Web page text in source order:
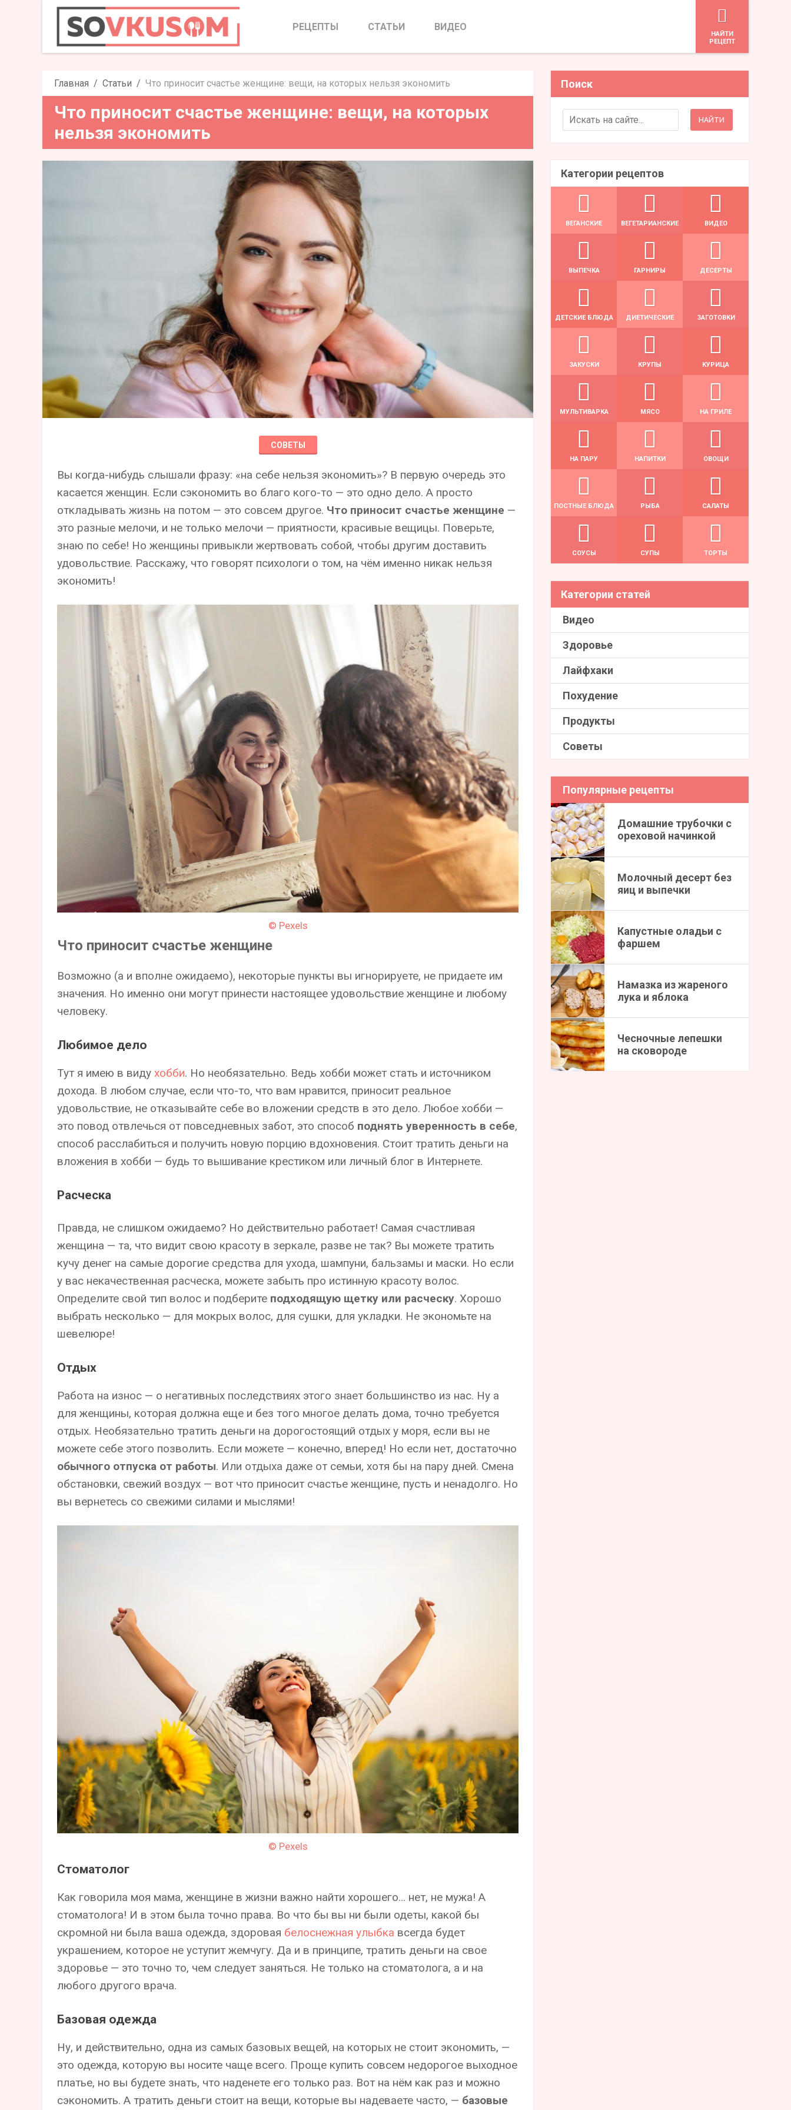
Что приносит счастье женщине: вещи, на которых нельзя
экономитьРЕЦЕПТЫ СТАТЬИ ВИДЕО
HАЙТИ
РЕЦЕПТ
Главная Статьи Что приносит счастье женщине: вещи, на которых нельзя экономить
Что приносит счастье женщине: вещи, на которых
нельзя экономить
СОВЕТЫ
Вы когда-нибудь слышали фразу: «на себе нельзя экономить»? В первую очередь это
касается женщин. Если сэкономить во благо кого-то — это одно дело. А просто
откладывать жизнь на потом — это совсем другое. Что приносит счастье женщине —
это разные мелочи, и не только мелочи — приятности, красивые вещицы. Поверьте,
знаю по себе! Но женщины привыкли жертвовать собой, чтобы другим доставить
удовольствие. Расскажу, что говорят психологи о том, на чём именно никак нельзя
экономить!
© Pexels
Что приносит счастье женщине
Возможно (а и вполне ожидаемо), некоторые пункты вы игнорируете, не придаете им
значения. Но именно они могут принести настоящее удовольствие женщине и любому
человеку.
Любимое дело
Тут я имею в виду хобби. Но необязательно. Ведь хобби может стать и источником
дохода. В любом случае, если что-то, что вам нравится, приносит реальное
удовольствие, не отказывайте себе во вложении средств в это дело. Любое хобби —
это повод отвлечься от повседневных забот, это способ поднять уверенность в себе,
способ расслабиться и получить новую порцию вдохновения. Стоит тратить деньги на
вложения в хобби — будь то вышивание крестиком или личный блог в Интернете.
Расческа
Правда, не слишком ожидаемо? Но действительно работает! Самая счастливая
женщина — та, что видит свою красоту в зеркале, разве не так? Вы можете тратить
кучу денег на самые дорогие средства для ухода, шампуни, бальзамы и маски. Но если
у вас некачественная расческа, можете забыть про истинную красоту волос.
Определите свой тип волос и подберите подходящую щетку или расческу. Хорошо
выбрать несколько — для мокрых волос, для сушки, для укладки. Не экономьте на
шевелюре!
Отдых
Работа на износ — о негативных последствиях этого знает большинство из нас. Ну а
для женщины, которая должна еще и без того многое делать дома, точно требуется
отдых. Необязательно тратить деньги на дорогостоящий отдых у моря, если вы не
можете себе этого позволить. Если можете — конечно, вперед! Но если нет, достаточно
обычного отпуска от работы. Или отдыха даже от семьи, хотя бы на пару дней. Смена
обстановки, свежий воздух — вот что приносит счастье женщине, пусть и ненадолго. Но
вы вернетесь со свежими силами и мыслями!
© Pexels
Стоматолог
Как говорила моя мама, женщине в жизни важно найти хорошего… нет, не мужа! А
стоматолога! И в этом была точно права. Во что бы вы ни были одеты, какой бы
скромной ни была ваша одежда, здоровая белоснежная улыбка всегда будет
украшением, которое не уступит жемчугу. Да и в принципе, тратить деньги на свое
здоровье — это точно то, чем следует заняться. Не только на стоматолога, а и на
любого другого врача.
Базовая одежда
Ну, и действительно, одна из самых базовых вещей, на которых не стоит экономить, —
это одежда, которую вы носите чаще всего. Проще купить совсем недорогое выходное
платье, но вы будете знать, что наденете его только раз. Вот на нём как раз и можно
сэкономить. А тратить деньги стоит на вещи, которые вы надеваете часто, — базовые
Поиск
Search for:
Категории рецептов
ВЕГАНСКИЕ ВЕГЕТАРИАНСКИЕ ВИДЕО
ВЫПЕЧКА ГАРНИРЫ ДЕСЕРТЫ
ДЕТСКИЕ БЛЮДА ДИЕТИЧЕСКИЕ ЗАГОТОВКИ
ЗАКУСКИ КРУПЫ КУРИЦА
МУЛЬТИВАРКА МЯСО НА ГРИЛЕ
НА ПАРУ НАПИТКИ ОВОЩИ
ПОСТНЫЕ БЛЮДА РЫБА САЛАТЫ
СОУСЫ СУПЫ ТОРТЫ
Категории статей
Видео
Здоровье
Лайфхаки
Похудение
Продукты
Советы
Популярные рецепты
Домашние трубочки с
ореховой начинкой
Молочный десерт без
яиц и выпечки
Капустные оладьи с
фаршем
Намазка из жареного
лука и яблока
Чесночные лепешки
на сковороде